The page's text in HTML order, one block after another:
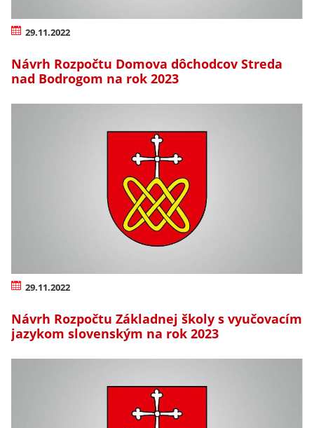
29.11.2022
Návrh Rozpočtu Domova dôchodcov Streda
nad Bodrogom na rok 2023
29.11.2022
Návrh Rozpočtu Základnej školy s vyučovacím
jazykom slovenským na rok 2023